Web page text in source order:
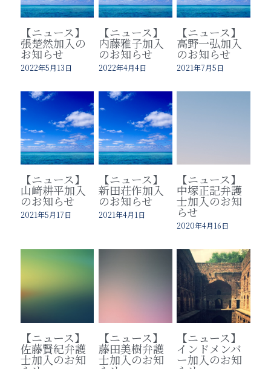
【ニュース】
張楚然加入の
お知らせ
2022年5月13日
【ニュース】
内藤雅子加入
のお知らせ
2022年4月4日
【ニュース】
高野一弘加入
のお知らせ
2021年7月5日
【ニュース】
山﨑耕平加入
のお知らせ
2021年5月17日
【ニュース】
新田荘作加入
のお知らせ
2021年4月1日
【ニュース】
中塚正記弁護
士加入のお知
らせ
2020年4月16日
【ニュース】
佐藤賢紀弁護
士加入のお知
【ニュース】
藤田美樹弁護
士加入のお知
【ニュース】
インドメンバ
ー加入のお知